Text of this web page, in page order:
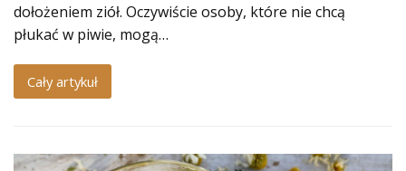
dołożeniem ziół. Oczywiście osoby, które nie chcą
płukać w piwie, mogą…
Cały artykuł